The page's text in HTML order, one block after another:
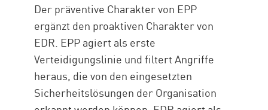
Der präventive Charakter von EPP
ergänzt den proaktiven Charakter von
EDR. EPP agiert als erste
Verteidigungslinie und filtert Angriffe
heraus, die von den eingesetzten
Sicherheitslösungen der Organisation